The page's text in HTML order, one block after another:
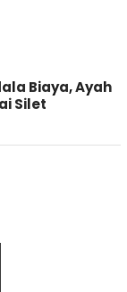
Biaya, Ayah
Silet